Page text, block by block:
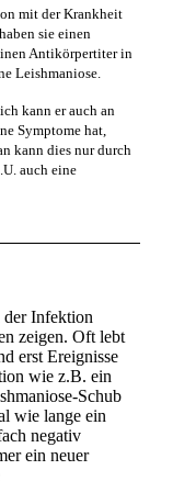
mit der Krankheit
sie einen
Antikörpertiter in
Leishmaniose.
kann er auch an
Symptome hat,
kann dies nur durch
auch eine
der Infektion
zeigen. Oft lebt
erst Ereignisse
wie z.B. ein
Schub
wie lange ein
negativ
ein neuer